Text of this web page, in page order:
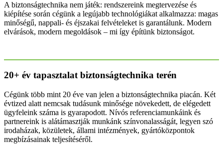
A biztonságtechnika nem játék: rendszereink megtervezése és
kiépítése során cégünk a legújabb technológiákat alkalmazza: magas
minőségű, nappali- és éjszakai felvételeket is garantálunk. Modern
elvárások, modern megoldások – mi így építünk biztonságot.
20+ év tapasztalat biztonságtechnika terén
Cégünk több mint 20 éve van jelen a biztonságtechnika piacán. Két
évtized alatt nemcsak tudásunk minősége növekedett, de elégedett
ügyfeleink száma is gyarapodott. Nívós referenciamunkáink és
partnereink is alátámasztják munkánk színvonalasságát, legyen szó
irodaházak, közületek, állami intézmények, gyártóközpontok
megbízásainak teljesítéséről.